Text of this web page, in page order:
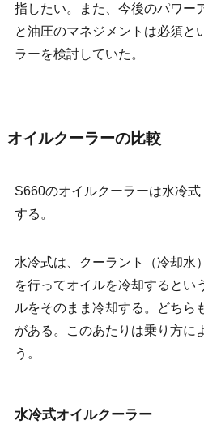
指したい。また、今後のパワー
と油圧のマネジメントは必須と
ラーを検討していた。
オイルクーラーの比較
S660のオイルクーラーは水冷
する。
水冷式は、クーラント（冷却水
を行ってオイルを冷却するとい
ルをそのまま冷却する。どちら
がある。このあたりは乗り方に
う。
水冷式オイルクーラー